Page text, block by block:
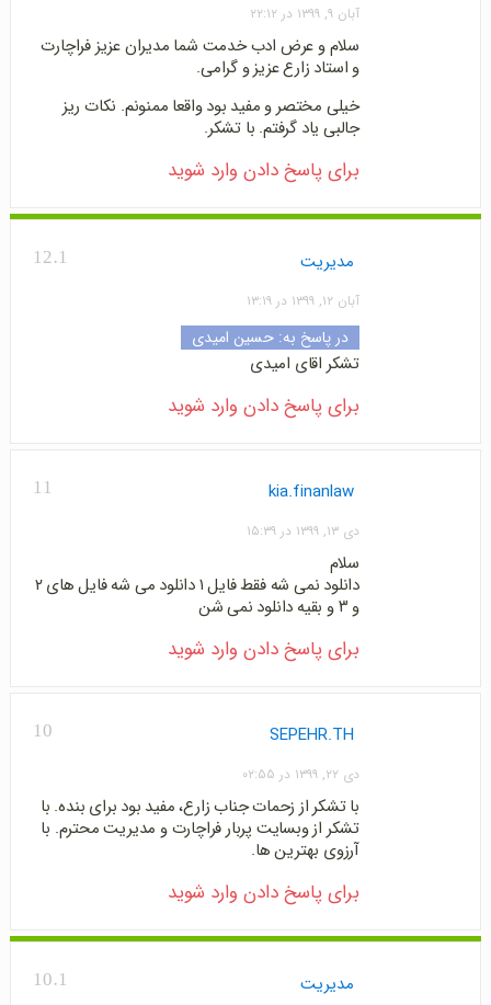
آبان ۹, ۱۳۹۹ در ۲۲:۱۲
سلام و عرض ادب خدمت شما مدیران عزیز فراچارت
و استاد زارع عزیز و گرامی.
خیلی مختصر و مفید بود واقعا ممنونم. نکات ریز
جالبی یاد گرفتم. با تشکر.
برای پاسخ دادن وارد شوید
12.1 مدیریت
آبان ۱۲, ۱۳۹۹ در ۱۳:۱۹
در پاسخ به: حسین امیدی
تشکر اقای امیدی
برای پاسخ دادن وارد شوید
11 kia.finanlaw
دی ۱۳, ۱۳۹۹ در ۱۵:۳۹
سلام
دانلود نمی شه فقط فایل ۱ دانلود می شه فایل های ۲
و ۳ و بقیه دانلود نمی شن
برای پاسخ دادن وارد شوید
10 SEPEHR.TH
دی ۲۲, ۱۳۹۹ در ۰۲:۵۵
با تشکر از زحمات جناب زارع، مفید بود برای بنده. با
تشکر از وبسایت پربار فراچارت و مدیریت محترم. با
آرزوی بهترین ها.
برای پاسخ دادن وارد شوید
10.1 مدیریت